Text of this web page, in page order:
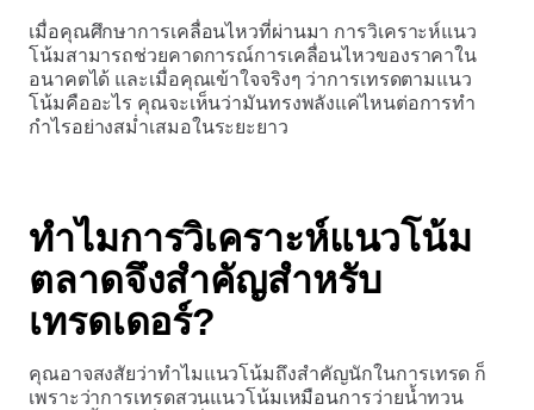
เมื่อคุณศึกษาการเคลื่อนไหวที่ผ่านมา การวิเคราะห์แนว
โน้มสามารถช่วยคาดการณ์การเคลื่อนไหวของราคาใน
อนาคตได้ และเมื่อคุณเข้าใจจริงๆ ว่าการเทรดตามแนว
โน้มคืออะไร คุณจะเห็นว่ามันทรงพลังแค่ไหนต่อการทำ
กำไรอย่างสม่ำเสมอในระยะยาว
ทำไมการวิเคราะห์แนวโน้ม
ตลาดจึงสำคัญสำหรับ
เทรดเดอร์?
คุณอาจสงสัยว่าทำไมแนวโน้มถึงสำคัญนักในการเทรด ก็
เพราะว่าการเทรดสวนแนวโน้มเหมือนการว่ายน้ำทวน